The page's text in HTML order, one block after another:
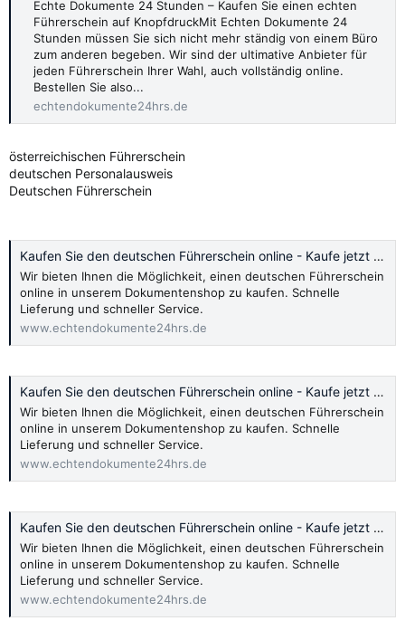
Echte Dokumente 24 Stunden – Kaufen Sie einen echten
Führerschein auf KnopfdruckMit Echten Dokumente 24
Stunden müssen Sie sich nicht mehr ständig von einem Büro
zum anderen begeben. Wir sind der ultimative Anbieter für
jeden Führerschein Ihrer Wahl, auch vollständig online.
Bestellen Sie also...
echtendokumente24hrs.de
österreichischen Führerschein
deutschen Personalausweis
Deutschen Führerschein
Kaufen Sie den deutschen Führerschein online - Kaufe jetzt 2024
Wir bieten Ihnen die Möglichkeit, einen deutschen Führerschein
online in unserem Dokumentenshop zu kaufen. Schnelle
Lieferung und schneller Service.
www.echtendokumente24hrs.de
Kaufen Sie den deutschen Führerschein online - Kaufe jetzt 2024
Wir bieten Ihnen die Möglichkeit, einen deutschen Führerschein
online in unserem Dokumentenshop zu kaufen. Schnelle
Lieferung und schneller Service.
www.echtendokumente24hrs.de
Kaufen Sie den deutschen Führerschein online - Kaufe jetzt 2024
Wir bieten Ihnen die Möglichkeit, einen deutschen Führerschein
online in unserem Dokumentenshop zu kaufen. Schnelle
Lieferung und schneller Service.
www.echtendokumente24hrs.de